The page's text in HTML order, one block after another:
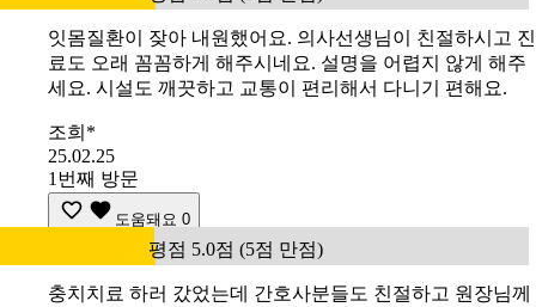
잇몸질환이 잦아 내원했어요. 의사선생님이 친절하시고 진
료도 오래 꼼꼼하게 해주시네요. 설명을 어렵지 않게 해주
세요. 시설도 깨끗하고 교통이 편리해서 다니기 편해요.
조희*
25.02.25
1번째 방문
도움돼요 0
평점 5.0점 (5점 만점)
충치치료 하러 갔었는데 간호사분들도 친절하고 원장님께